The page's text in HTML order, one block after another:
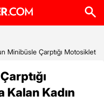
Minibüsle Çarptığı Motosikletin
Kalan Kadın